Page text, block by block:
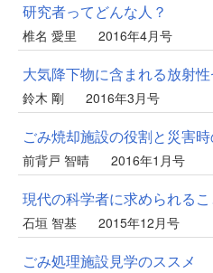
研究者ってどんな人？
椎名 愛里 2016年4月号
大気降下物に含まれる放射
鈴木 剛 2016年3月号
ごみ焼却施設の役割と災害
前背戸 智晴 2016年1月号
現代の科学者に求められるこ
石垣 智基 2015年12月号
ごみ処理施設見学のススメ